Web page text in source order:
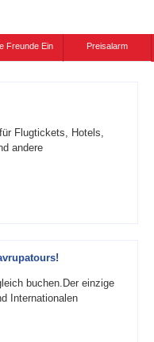
Freunde Ein Preisalarm
Flugtickets, Hotels,
andere
buchen.Der einzige
Internationalen